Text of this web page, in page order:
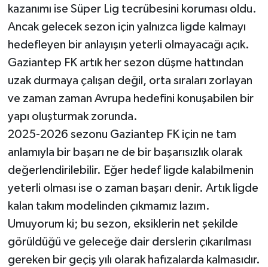
kazanımı ise Süper Lig tecrübesini koruması oldu.
Ancak gelecek sezon için yalnızca ligde kalmayı
hedefleyen bir anlayışın yeterli olmayacağı açık.
Gaziantep FK artık her sezon düşme hattından
uzak durmaya çalışan değil, orta sıraları zorlayan
ve zaman zaman Avrupa hedefini konuşabilen bir
yapı oluşturmak zorunda.
2025-2026 sezonu Gaziantep FK için ne tam
anlamıyla bir başarı ne de bir başarısızlık olarak
değerlendirilebilir. Eğer hedef ligde kalabilmenin
yeterli olması ise o zaman başarı denir. Artık ligde
kalan takım modelinden çıkmamız lazım.
Umuyorum ki; bu sezon, eksiklerin net şekilde
görüldüğü ve geleceğe dair derslerin çıkarılması
gereken bir geçiş yılı olarak hafızalarda kalmasıdır.